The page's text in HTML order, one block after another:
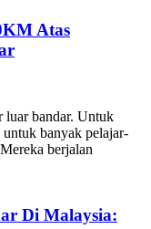
Atas
luar bandar. Untuk
untuk banyak pelajar-
berjalan
Di Malaysia: